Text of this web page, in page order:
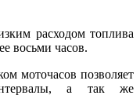
расходом топлива
восьми часов.
моточасов позволяет
а так же